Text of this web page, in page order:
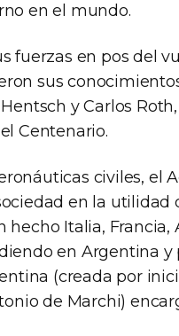
en el mundo.
fuerzas en pos del
sus
y Carlos
Centenario.
civiles, el
en la utilidad
Italia, Francia,
en Argentina y
(creada por
de Marchi)